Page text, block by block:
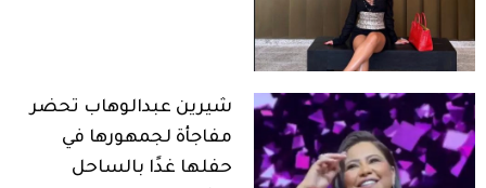
شيرين عبدالوهاب تحضر
مفاجأة لجمهورها في
حفلها غدًا بالساحل